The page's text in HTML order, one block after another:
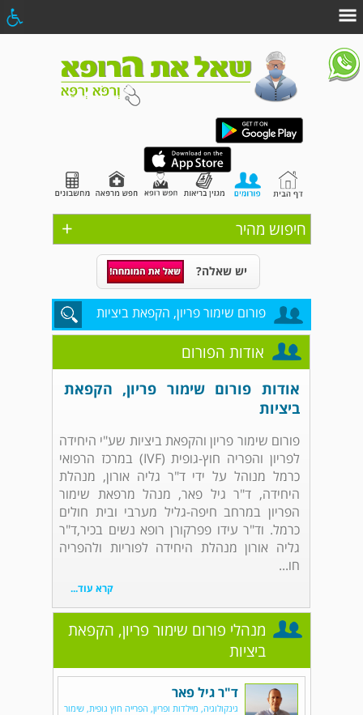
+ חיפוש מהיר
יש שאלה?
פורום שימור פריון, הקפאת ביציות
אודות הפורום
אודות פורום שימור פריון, הקפאת
ביציות
פורום שימור פריון והקפאת ביציות שע"י היחידה
לפריון והפריה חוץ-גופית (IVF) במרכז הרפואי
כרמל מנוהל על ידי ד"ר גליה אורון, מנהלת
היחידה, ד"ר גיל פאר, מנהל מרפאת שימור
הפריון במרחב חיפה-גליל מערבי ובית חולים
כרמל. וד"ר עידו פפרקורן רופא נשים בכיר,ד"ר
גליה אורון מנהלת היחידה לפוריות ולהפריה
חו...
קרא עוד...
מנהלי פורום שימור פריון, הקפאת
ביציות
ד"ר גיל פאר
גינקולוגיה, מיילדות ופריון, הפרייה חוץ גופית, שימור